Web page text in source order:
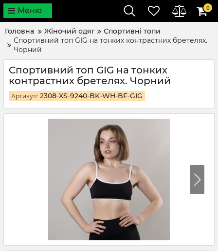
Меню 0
Головна Жіночий одяг
Спортивні топи
Спортивний топ GIG на тонких контрастних бретелях.
Чорний
Спортивний топ GIG на тонких
контрастних бретелях. Чорний
Артикул: 2308-XS-9240-BK-WH-BF-GIG